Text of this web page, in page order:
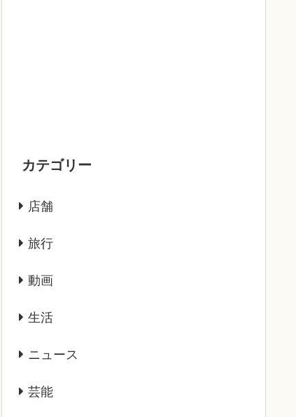
カテゴリー
店舗
旅行
動画
生活
ニュース
芸能